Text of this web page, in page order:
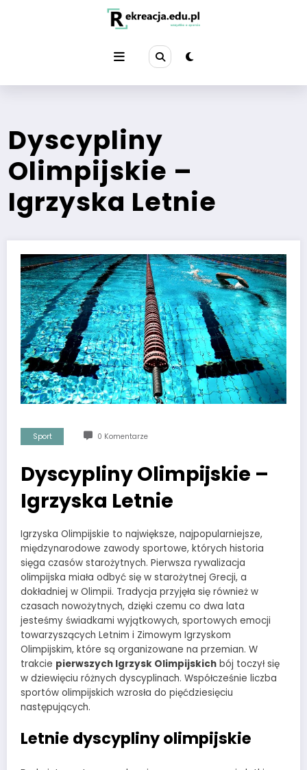
Dyscypliny
Olimpijskie –
Igrzyska Letnie
Sport 0 Komentarze
Dyscypliny Olimpijskie –
Igrzyska Letnie
Igrzyska Olimpijskie to największe, najpopularniejsze,
międzynarodowe zawody sportowe, których historia
sięga czasów starożytnych. Pierwsza rywalizacja
olimpijska miała odbyć się w starożytnej Grecji, a
dokładniej w Olimpii. Tradycja przyjęła się również w
czasach nowożytnych, dzięki czemu co dwa lata
jesteśmy świadkami wyjątkowych, sportowych emocji
towarzyszących Letnim i Zimowym Igrzyskom
Olimpijskim, które są organizowane na przemian. W
trakcie pierwszych Igrzysk Olimpijskich bój toczył się
w dziewięciu różnych dyscyplinach. Współcześnie liczba
sportów olimpijskich wzrosła do pięćdziesięciu
następujących.
Letnie dyscypliny olimpijskie